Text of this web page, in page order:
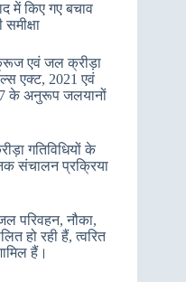
में किए गए बचाव
एवं जल क्रीड़ा
एक्ट, 2021 एवं
के अनुरूप जलयानों
गतिविधियों के
संचालन प्रक्रिया
परिवहन, नौका,
हो रही हैं, त्वरित
हैं।